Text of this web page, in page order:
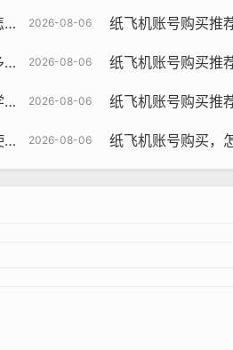
2026-08-06 纸飞机账号购买推荐平台多
2026-08-06 纸飞机账号购买推荐平台
2026-08-06 纸飞机账号购买推荐平台
2026-08-06 纸飞机账号购买，